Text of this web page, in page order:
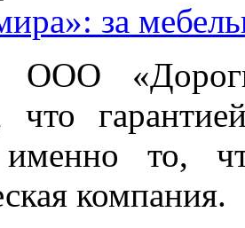
за
ООО
что
именно то,
компания.